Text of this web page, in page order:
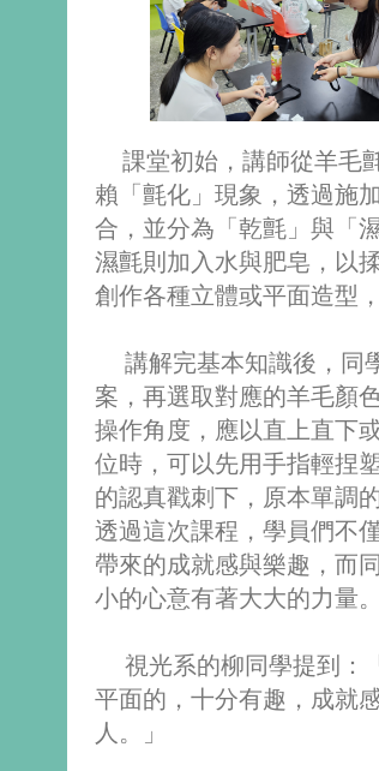
課堂初始，講師從羊毛
賴「氈化」現象，透過施
合，並分為「乾氈」與「
濕氈則加入水與肥皂，以
創作各種立體或平面造型
講解完基本知識後，同
案，再選取對應的羊毛顏
操作角度，應以直上直下
位時，可以先用手指輕捏
的認真戳刺下，原本單調
透過這次課程，學員們不
帶來的成就感與樂趣，而
小的心意有著大大的力量。
視光系的柳同學提到：
平面的，十分有趣，成就
人。」